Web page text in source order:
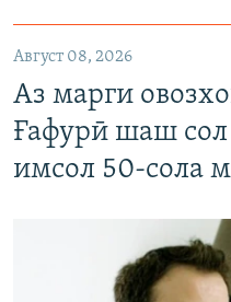
Август 08, 2026
Аз марги
Ғафурӣ шаш сол
имсол 50-сола